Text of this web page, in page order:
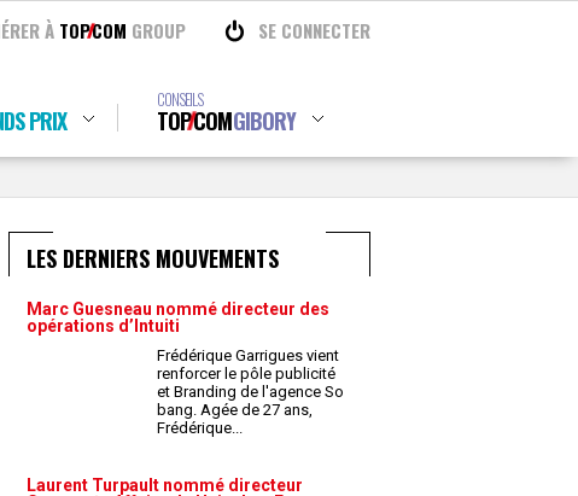
À TOPCOM GROUP SE CONNECTER
PRIX
CONSEILS
TOPCOMGIBORY
LES DERNIERS MOUVEMENTS
Marc Guesneau nommé directeur des
opérations d’Intuiti
Frédérique Garrigues vient
renforcer le pôle publicité
et Branding de l'agence So
bang. Agée de 27 ans,
Frédérique...
Laurent Turpault nommé directeur